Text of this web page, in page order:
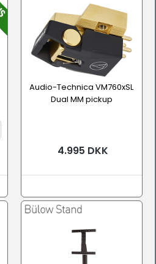
Audio-Technica VM760xSL
Dual MM pickup
4.995 DKK